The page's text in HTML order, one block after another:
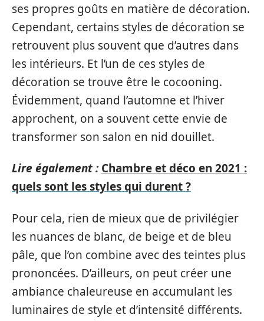
ses propres goûts en matière de décoration.
Cependant, certains styles de décoration se
retrouvent plus souvent que d’autres dans
les intérieurs. Et l’un de ces styles de
décoration se trouve être le cocooning.
Évidemment, quand l’automne et l’hiver
approchent, on a souvent cette envie de
transformer son salon en nid douillet.
Lire également : Chambre et déco en 2021 :
quels sont les styles qui durent ?
Pour cela, rien de mieux que de privilégier
les nuances de blanc, de beige et de bleu
pâle, que l’on combine avec des teintes plus
prononcées. D’ailleurs, on peut créer une
ambiance chaleureuse en accumulant les
luminaires de style et d’intensité différents.